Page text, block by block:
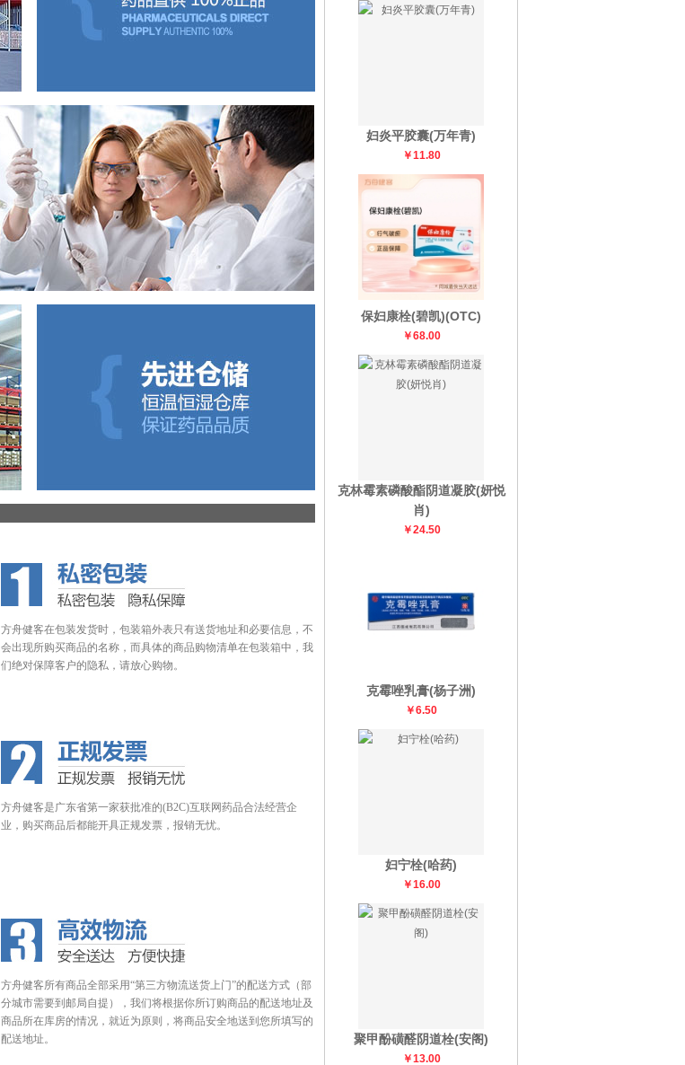
方舟健客在包装发货时，包装箱外表只有送货地址和必要信息，不
会出现所购买商品的名称，而具体的商品购物清单在包装箱中，我
们绝对保障客户的隐私，请放心购物。
方舟健客是广东省第一家获批准的(B2C)互联网药品合法经营企
业，购买商品后都能开具正规发票，报销无忧。
方舟健客所有商品全部采用“第三方物流送货上门”的配送方式（部
分城市需要到邮局自提），我们将根据你所订购商品的配送地址及
商品所在库房的情况，就近为原则，将商品安全地送到您所填写的
配送地址。
妇炎平胶囊(万年青)
￥11.80
保妇康栓(碧凯)(OTC)
￥68.00
克林霉素磷酸酯阴道凝胶(妍悦
肖)
￥24.50
克霉唑乳膏(杨子洲)
￥6.50
妇宁栓(哈药)
￥16.00
聚甲酚磺醛阴道栓(安阁)
￥13.00